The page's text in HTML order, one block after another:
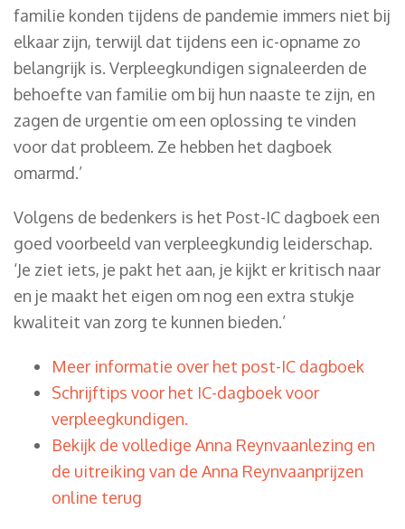
familie konden tijdens de pandemie immers niet bij
elkaar zijn, terwijl dat tijdens een ic-opname zo
belangrijk is. Verpleegkundigen signaleerden de
behoefte van familie om bij hun naaste te zijn, en
zagen de urgentie om een oplossing te vinden
voor dat probleem. Ze hebben het dagboek
omarmd.’
Volgens de bedenkers is het Post-IC dagboek een
goed voorbeeld van verpleegkundig leiderschap.
‘Je ziet iets, je pakt het aan, je kijkt er kritisch naar
en je maakt het eigen om nog een extra stukje
kwaliteit van zorg te kunnen bieden.’
Meer informatie over het post-IC dagboek
Schrijftips voor het IC-dagboek voor
verpleegkundigen.
Bekijk de volledige Anna Reynvaanlezing en
de uitreiking van de Anna Reynvaanprijzen
online terug